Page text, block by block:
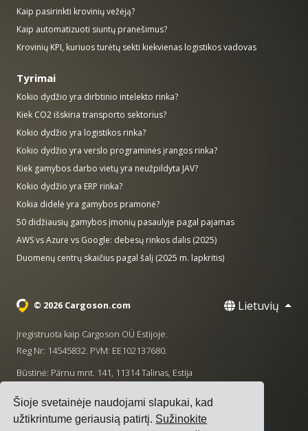
Šioje svetainėje naudojami slapukai, kad
užtikrintume geriausią patirtį. Sužinokite
Kaip pasirinkti krovinių vežėją?
Kaip automatizuoti siuntų pranešimus?
Krovinių KPI, kuriuos turėtų sekti kiekvienas logistikos vadovas
Tyrimai
Kokio dydžio yra dirbtinio intelekto rinka?
Kiek CO2 išskiria transporto sektorius?
Kokio dydžio yra logistikos rinka?
Kokio dydžio yra verslo programinės įrangos rinka?
Kiek gamybos darbo vietų yra neužpildyta JAV?
Kokio dydžio yra ERP rinka?
Kokia didelė yra gamybos pramonė?
50 didžiausių gamybos įmonių pasaulyje pagal pajamas
AWS vs Azure vs Google: debesų rinkos dalis (2025)
Duomenų centrų skaičius pagal šalį (2025 m. lapkritis)
© 2026 Cargoson.com Lietuvių
Įregistruota kaip Cargoson OÜ Estijoje.
Reg Nr: 14545832. PVM: EE102137680.
Būstinė: Pärnu mnt. 141, 11314 Talinas, Estija
+372 5555 0028
Paslaugų teikimo sąlygos Privatumo politika Slapukų